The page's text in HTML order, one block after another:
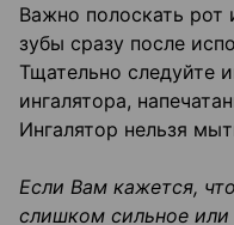
Важно полоскать рот
зубы сразу после
Тщательно следуйте
ингалятора,
Ингалятор нельзя
Если Вам кажется,
слишком сильное